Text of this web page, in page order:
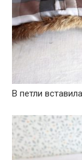
В петли